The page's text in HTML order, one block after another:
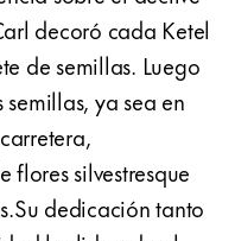
decoró cada Ketel
de semillas. Luego
ya sea en
silvestresque
dedicación tanto